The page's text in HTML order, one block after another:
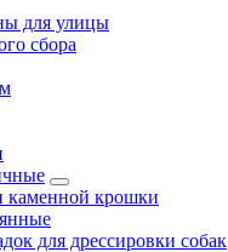
для улицы
сбора
каменной крошки
для дрессировки собак